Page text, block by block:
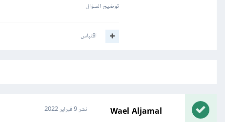
توضيح السؤال
اقتباس
Wael Aljamal نشر9 فبراير 2022